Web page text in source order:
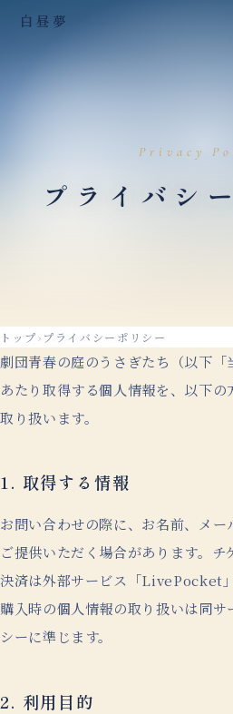
白昼夢
Privacy
プライバシ
トップ› プライバシーポリシー
劇団青春の庭のうさぎたち （以下
あたり取得する個人情報を、 以下の
取り扱います。
1. 取得する情報
お問い合わせの際に、 お名前、 メー
ご提供いただく場合があります。
チ
決済は外部サービス
「LivePocket」
購入時の個人情報の取り扱いは同サ
シーに準じます。
2. 利用目的